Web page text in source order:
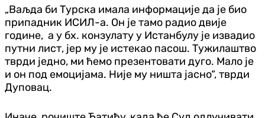
„Ваљда би Турска имала информације да је био
припадник ИСИЛ-а. Он је тамо радио двије
године, а у бх. конзулату у Истанбулу је извадио
путни лист, јер му је истекао пасош. Тужилаштво
тврди једно, ми ћемо презентовати дуго. Мало је
и он под емоцијама. Није му ништа јасно“, тврди
Дуповац.